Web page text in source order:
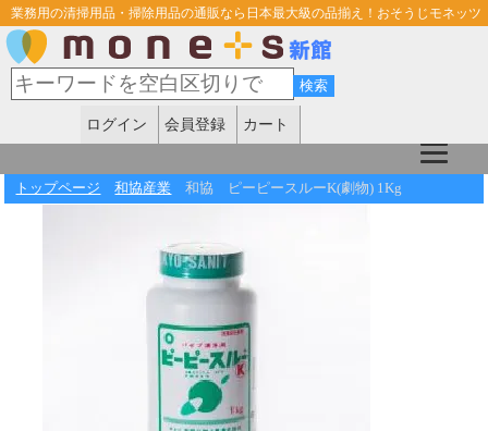
業務用の清掃用品・掃除用品の通販なら日本最大級の品揃え！おそうじモネッツ
ログイン 会員登録 カート
トップページ 和協産業 和協 ピーピースルーK(劇物) 1Kg